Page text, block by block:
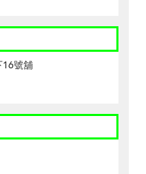
16號舖